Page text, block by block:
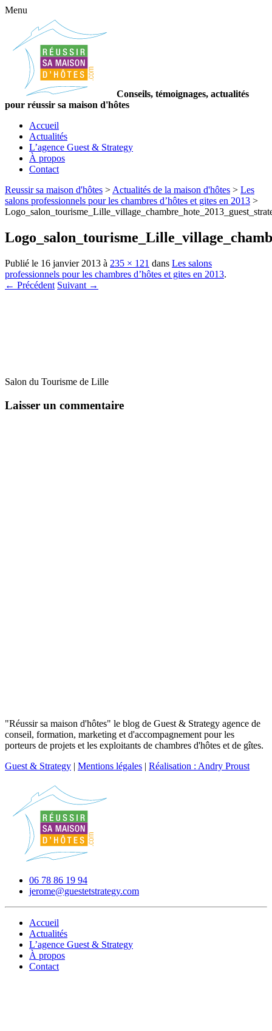
Menu
Conseils, témoignages, actualités
pour réussir sa maison d'hôtes
Accueil
Actualités
L’agence Guest & Strategy
À propos
Contact
Reussir sa maison d'hôtes > Actualités de la maison d'hôtes > Les
salons professionnels pour les chambres d’hôtes et gites en 2013 >
Publié le 16 janvier 2013 à 235 × 121 dans Les salons
professionnels pour les chambres d’hôtes et gites en 2013.
← Précédent Suivant →
Salon du Tourisme de Lille
Laisser un commentaire
"Réussir sa maison d'hôtes" le blog de Guest & Strategy agence de
conseil, formation, marketing et d'accompagnement pour les
porteurs de projets et les exploitants de chambres d'hôtes et de gîtes.
Guest & Strategy | Mentions légales | Réalisation : Andry Proust
06 78 86 19 94
jerome@guestetstrategy.com
Accueil
Actualités
L’agence Guest & Strategy
À propos
Contact